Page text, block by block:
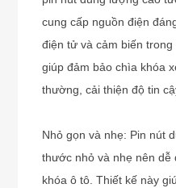
cung cấp nguồn điện
điện tử và cảm biến
giúp đảm bảo chìa khóa
thường, cải thiện độ tin
Nhỏ gọn và nhẹ: Pin nút
thước nhỏ và nhẹ nên
khóa ô tô. Thiết kế này